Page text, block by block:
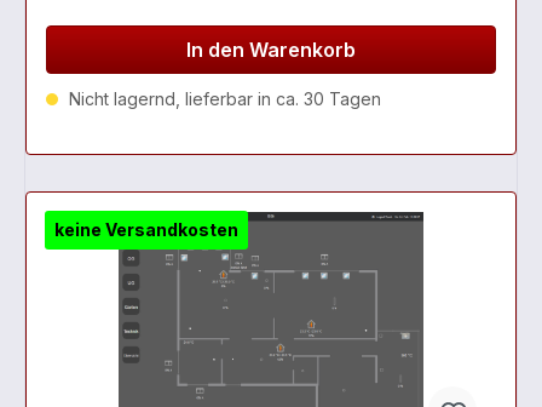
In den Warenkorb
Nicht lagernd, lieferbar in ca. 30 Tagen
keine Versandkosten